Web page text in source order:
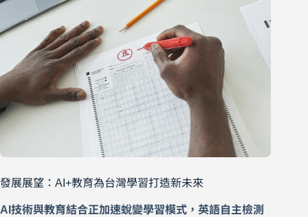
發展展望：AI+教育為台灣學習打造新未來
AI技術與教育結合正加速蛻變學習模式，英語自主檢測